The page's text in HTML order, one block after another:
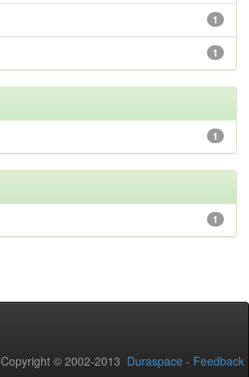
1
1
1
1
Copyright © 2002-2013 Duraspace - Feedback